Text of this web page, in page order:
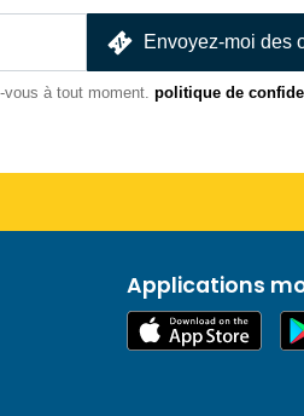
Envoyez-moi des
à tout moment. politique de
Applications